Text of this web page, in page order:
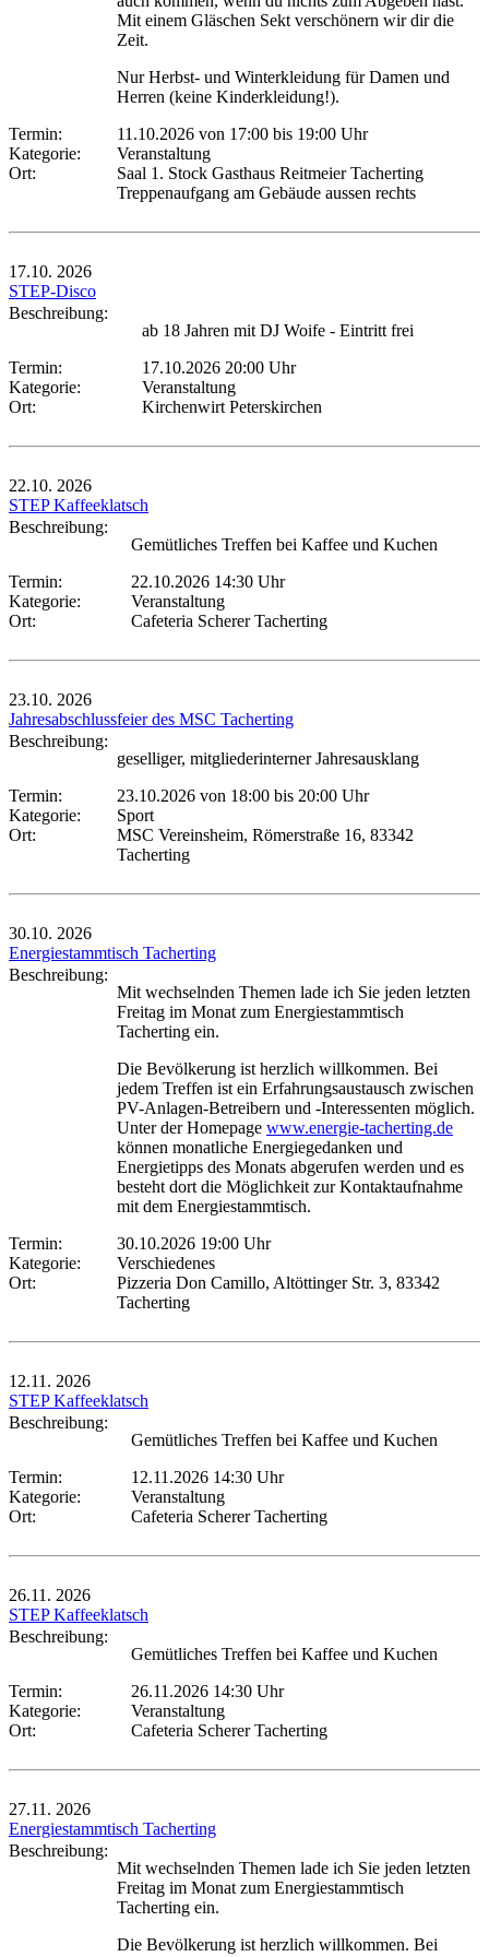
Mit einem Gläschen Sekt verschönern wir dir die
Zeit.
Nur Herbst- und Winterkleidung für Damen und
Herren (keine Kinderkleidung!).
Termin:
11.10.2026 von 17:00 bis 19:00 Uhr
Kategorie:
Veranstaltung
Ort:
Saal 1. Stock Gasthaus Reitmeier Tacherting
Treppenaufgang am Gebäude aussen rechts
17.10. 2026
STEP-Disco
Beschreibung:
ab 18 Jahren mit DJ Woife - Eintritt frei
Termin:
17.10.2026 20:00 Uhr
Kategorie:
Veranstaltung
Ort:
Kirchenwirt Peterskirchen
22.10. 2026
STEP Kaffeeklatsch
Beschreibung:
Gemütliches Treffen bei Kaffee und Kuchen
Termin:
22.10.2026 14:30 Uhr
Kategorie:
Veranstaltung
Ort:
Cafeteria Scherer Tacherting
23.10. 2026
Jahresabschlussfeier des MSC Tacherting
Beschreibung:
geselliger, mitgliederinterner Jahresausklang
Termin:
23.10.2026 von 18:00 bis 20:00 Uhr
Kategorie:
Sport
Ort:
MSC Vereinsheim, Römerstraße 16, 83342
Tacherting
30.10. 2026
Energiestammtisch Tacherting
Beschreibung:
Mit wechselnden Themen lade ich Sie jeden letzten
Freitag im Monat zum Energiestammtisch
Tacherting ein.
Die Bevölkerung ist herzlich willkommen. Bei
jedem Treffen ist ein Erfahrungsaustausch zwischen
PV-Anlagen-Betreibern und -Interessenten möglich.
Unter der Homepage www.energie-tacherting.de
können monatliche Energiegedanken und
Energietipps des Monats abgerufen werden und es
besteht dort die Möglichkeit zur Kontaktaufnahme
mit dem Energiestammtisch.
Termin:
30.10.2026 19:00 Uhr
Kategorie:
Verschiedenes
Ort:
Pizzeria Don Camillo, Altöttinger Str. 3, 83342
Tacherting
12.11. 2026
STEP Kaffeeklatsch
Beschreibung:
Gemütliches Treffen bei Kaffee und Kuchen
Termin:
12.11.2026 14:30 Uhr
Kategorie:
Veranstaltung
Ort:
Cafeteria Scherer Tacherting
26.11. 2026
STEP Kaffeeklatsch
Beschreibung:
Gemütliches Treffen bei Kaffee und Kuchen
Termin:
26.11.2026 14:30 Uhr
Kategorie:
Veranstaltung
Ort:
Cafeteria Scherer Tacherting
27.11. 2026
Energiestammtisch Tacherting
Beschreibung:
Mit wechselnden Themen lade ich Sie jeden letzten
Freitag im Monat zum Energiestammtisch
Tacherting ein.
Die Bevölkerung ist herzlich willkommen. Bei